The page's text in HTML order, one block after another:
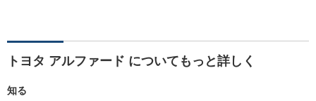
トヨタ アルファード についてもっと詳しく
知る